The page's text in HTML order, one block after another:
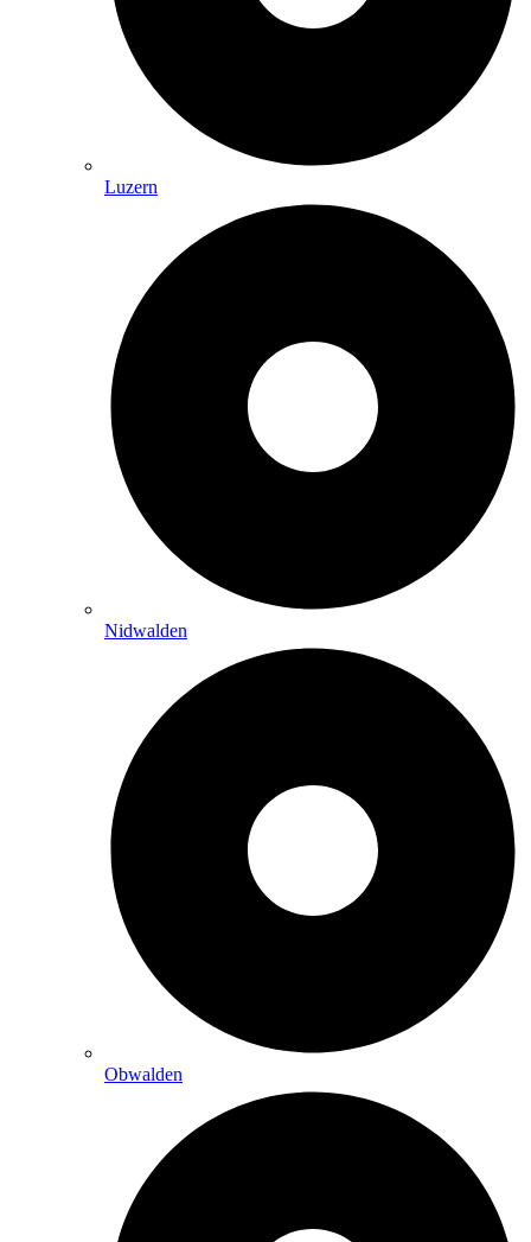
Luzern
Nidwalden
Obwalden